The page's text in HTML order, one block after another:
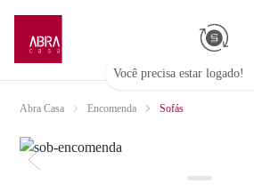
Você precisa estar logado!
Abra Casa Encomenda Sofás